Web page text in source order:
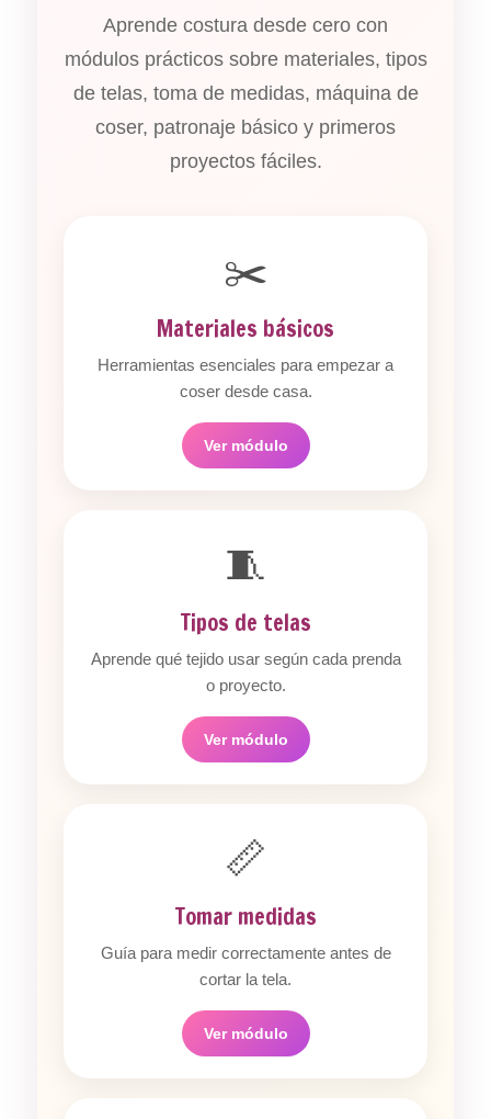
Aprende costura desde cero con
módulos prácticos sobre materiales, tipos
de telas, toma de medidas, máquina de
coser, patronaje básico y primeros
proyectos fáciles.
✂️
Materiales básicos
Herramientas esenciales para empezar a
coser desde casa.
Ver módulo
🧵
Tipos de telas
Aprende qué tejido usar según cada prenda
o proyecto.
Ver módulo
📏
Tomar medidas
Guía para medir correctamente antes de
cortar la tela.
Ver módulo